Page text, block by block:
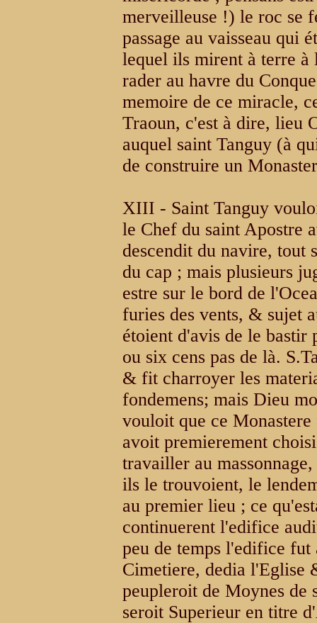
merveilleuse !) le roc se
passage au vaisseau qui
lequel ils mirent à terre
rader au havre du
memoire de ce miracle,
Traoun, c'est à dire, lieu
auquel saint Tanguy (à
de construire un
XIII - Saint Tanguy
le Chef du saint Apostre
descendit du navire, tout
du cap ; mais plusieurs
estre sur le bord de
furies des vents, & sujet
étoient d'avis de le bastir
ou six cens pas de là.
& fit charroyer les
fondemens; mais Dieu
vouloit que ce
avoit premierement
travailler au
ils le trouvoient, le
au premier lieu ; ce
continuerent l'edifice
peu de temps l'edifice
Cimetiere, dedia l'Eglise
peupleroit de Moynes de
seroit Superieur en titre